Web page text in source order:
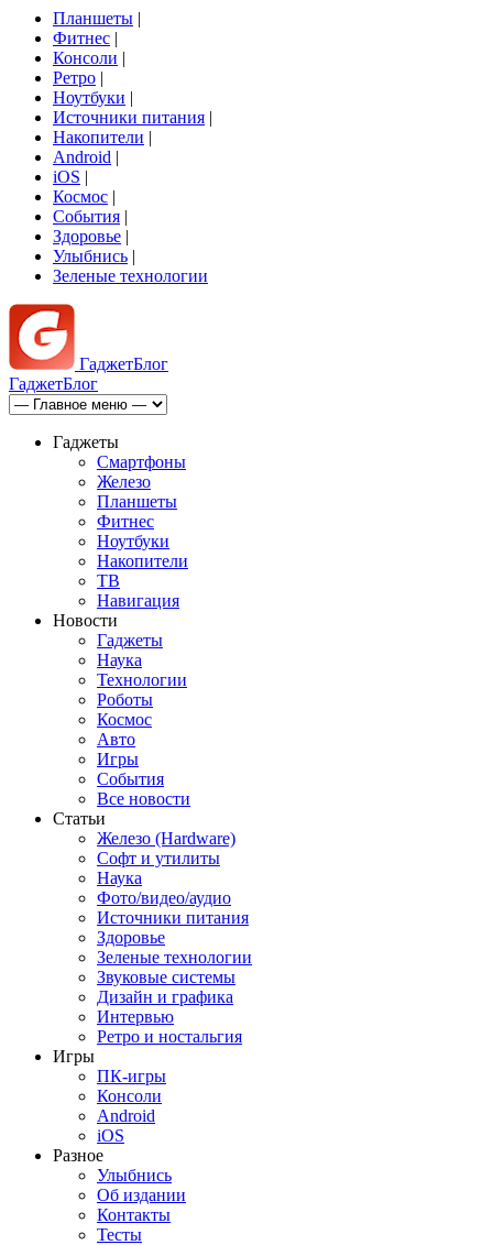
Планшеты |
Фитнес |
Консоли |
Ретро |
Ноутбуки |
Источники питания |
Накопители |
Android |
iOS |
Космос |
События |
Здоровье |
Улыбнись |
Зеленые технологии
ГаджетБлог
ГаджетБлог
Гаджеты
Смартфоны
Железо
Планшеты
Фитнес
Ноутбуки
Накопители
ТВ
Навигация
Новости
Гаджеты
Наука
Технологии
Роботы
Космос
Авто
Игры
События
Все новости
Статьи
Железо (Hardware)
Софт и утилиты
Наука
Фото/видео/аудио
Источники питания
Здоровье
Зеленые технологии
Звуковые системы
Дизайн и графика
Интервью
Ретро и ностальгия
Игры
ПК-игры
Консоли
Android
iOS
Разное
Улыбнись
Об издании
Контакты
Тесты